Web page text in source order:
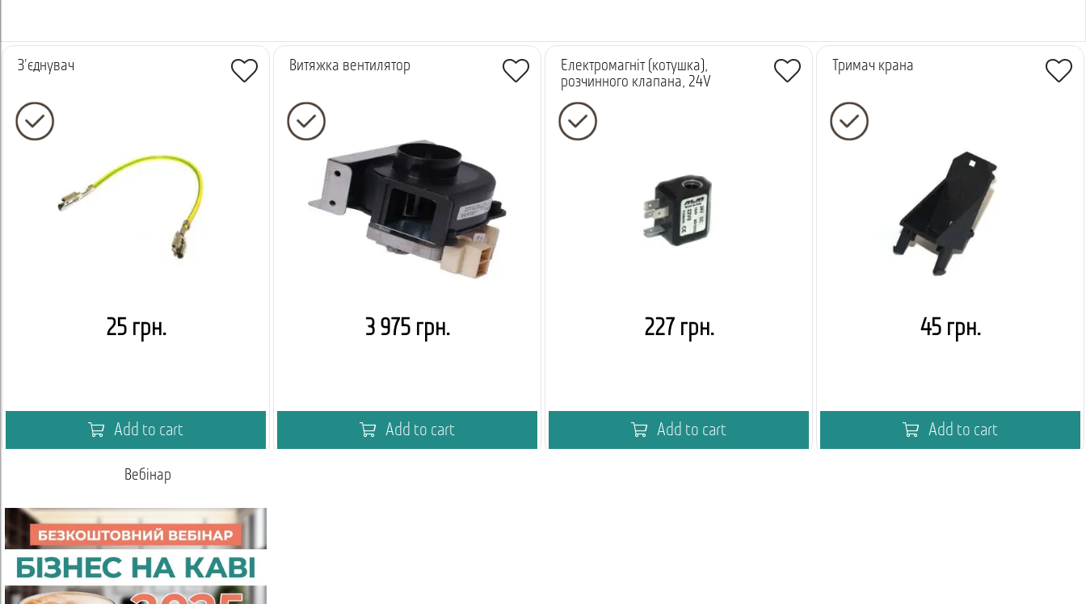
З'єднувач
25 грн.
Add to cart
Витяжка вентилятор
3 975 грн.
Add to cart
Електромагніт (котушка),
розчинного клапана, 24V
227 грн.
Add to cart
Тримач крана
45 грн.
Add to cart